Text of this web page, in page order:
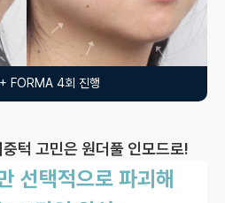
FORMA 4회 진행
턱 고민은 원더풀 인모드로!
선택적으로 파괴해